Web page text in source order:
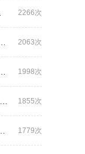
2266次
2063次
1998次
1855次
1779次